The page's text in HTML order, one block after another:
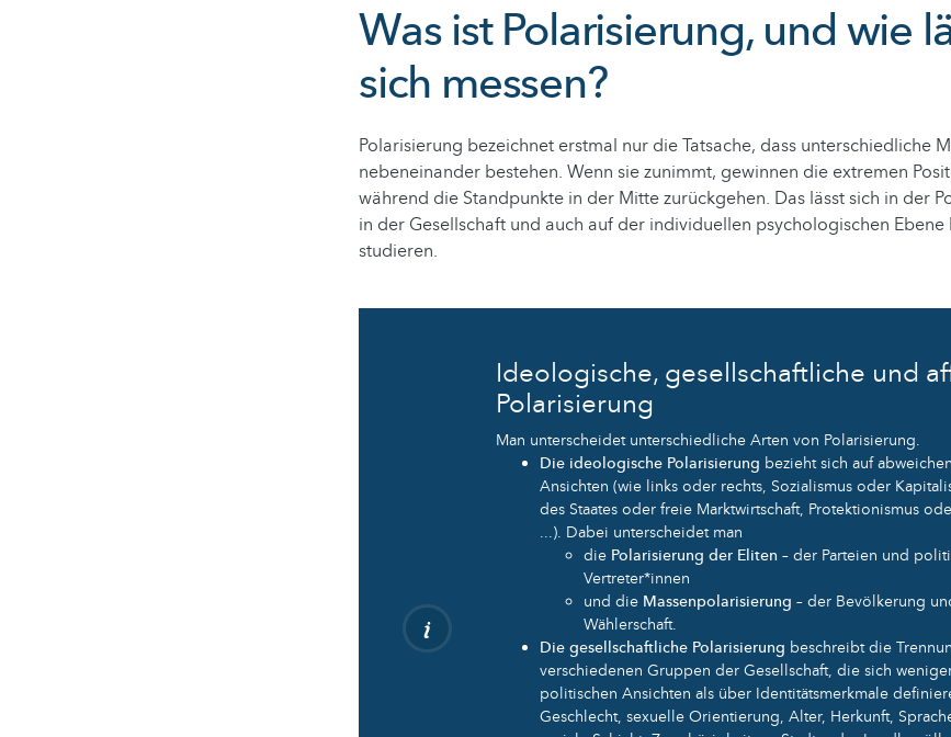
Was ist Polarisierung, und wie
sich messen?
Polarisierung bezeichnet erstmal nur die Tatsache, dass unterschiedliche
nebeneinander bestehen. Wenn sie zunimmt, gewinnen die extremen
während die Standpunkte in der Mitte zurückgehen. Das lässt sich in der
in der Gesellschaft und auch auf der individuellen psychologischen
studieren.
Ideologische, gesellschaftliche und
Polarisierung
Man unterscheidet unterschiedliche Arten von Polarisierung.
Die ideologische Polarisierung bezieht sich auf
Ansichten (wie links oder rechts, Sozialismus oder
des Staates oder freie Marktwirtschaft, Protektionismus
...). Dabei unterscheidet man
die Polarisierung der Eliten – der Parteien und
Vertreter*innen
und die Massenpolarisierung – der Bevölkerung
Wählerschaft.
Die gesellschaftliche Polarisierung beschreibt die
verschiedenen Gruppen der Gesellschaft, die sich
politischen Ansichten als über Identitätsmerkmale
Geschlecht, sexuelle Orientierung, Alter, Herkunft,